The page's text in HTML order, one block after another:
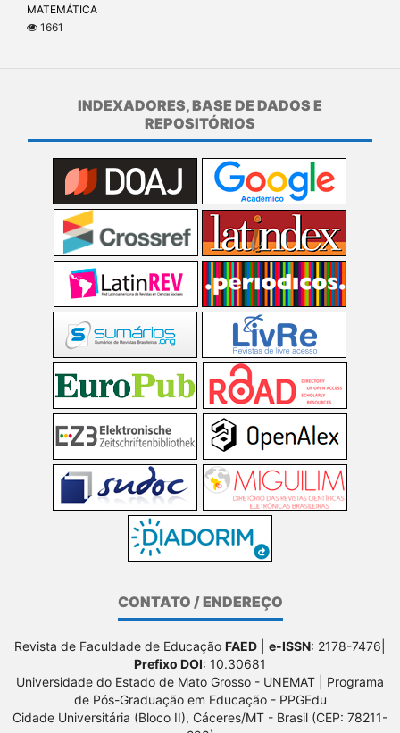
MATEMÁTICA
1661
INDEXADORES, BASE DE DADOS E
REPOSITÓRIOS
CONTATO / ENDEREÇO
Revista de Faculdade de Educação FAED e-ISSN: 2178-7476|
Prefixo DOI: 10.30681
Universidade do Estado de Mato Grosso - UNEMAT | Programa
de Pós-Graduação em Educação - PPGEdu
Cidade Universitária (Bloco II), Cáceres/MT - Brasil (CEP: 78211-